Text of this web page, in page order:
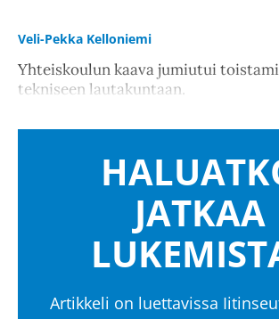
Veli-Pekka Kelloniemi
Yhteiskoulun kaava jumiutui
tekniseen lautakuntaan.
JATKAA
Artikkeli on luettavissa